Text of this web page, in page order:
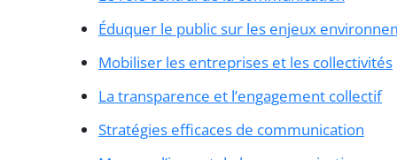
Éduquer le public sur les enjeux
Mobiliser les entreprises et les collectivités
La transparence et l’engagement collectif
Stratégies efficaces de communication